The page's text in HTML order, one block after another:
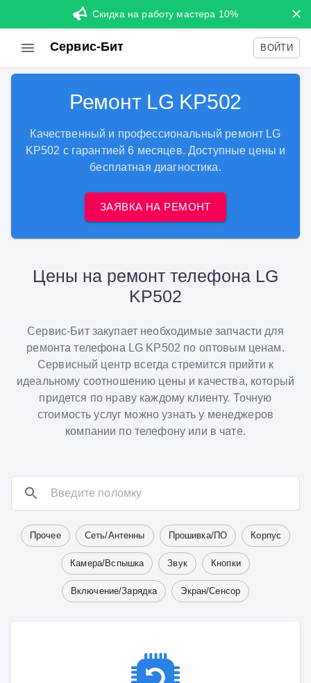
Скидка на работу мастера 10%
Сервис-Бит ВОЙТИ
Ремонт LG KP502
Качественный и профессиональный ремонт LG
KP502 с гарантией 6 месяцев. Доступные цены и
бесплатная диагностика.
ЗАЯВКА НА РЕМОНТ
Цены на ремонт телефона LG
KP502
Сервис-Бит закупает необходимые запчасти для
ремонта телефона LG KP502 по оптовым ценам.
Сервисный центр всегда стремится прийти к
идеальному соотношению цены и качества, который
придется по нраву каждому клиенту. Точную
стоимость услуг можно узнать у менеджеров
компании по телефону или в чате.
Прочее Сеть/Антенны Прошивка/ПО Корпус
Камера/Вспышка Звук Кнопки
Включение/Зарядка Экран/Сенсор